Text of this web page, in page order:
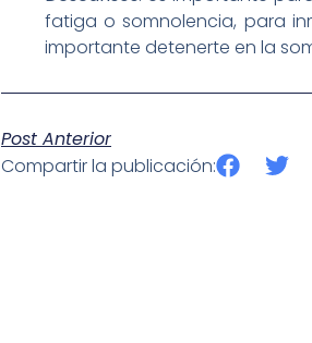
fatiga o somnolencia, para
importante detenerte en la
Post Anterior
Compartir la publicación: